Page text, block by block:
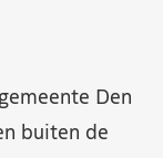
Den
buiten de